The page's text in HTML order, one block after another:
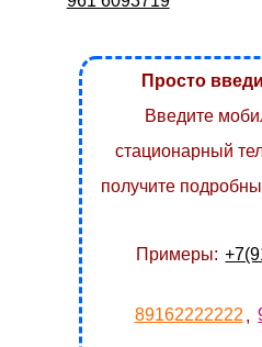
Просто
Введите
стационарный
получите
Примеры:
89162222222